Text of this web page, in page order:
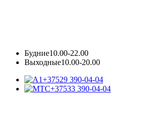
Будние10.00-22.00
Выходные10.00-20.00
+37529 390-04-04
+37533 390-04-04